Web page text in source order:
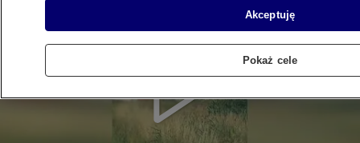
Akceptuję
Pokaż cele